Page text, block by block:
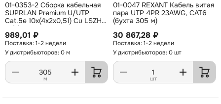
01-0353-2 Cборка кабельная
SUPRLAN Premium U/UTP
Cat.5e 10х(4x2x0,51) Cu LSZH
нг(А)-HF Indoor 305м
989,01 ₽
1-2 недели
У дистрибьюторов: 0 м
м
01-0047 REXANT Кабель витая
пара UTP 4PR 23AWG, CAT6
(бухта 305 м)
30 867,28 ₽
1-2 недели
У дистрибьюторов: 0 шт
шт